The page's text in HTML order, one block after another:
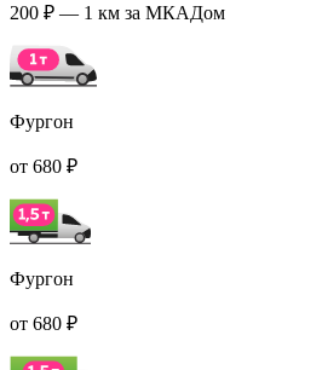
200 ₽ — 1 км за МКАДом
Фургон
от 680 ₽
Фургон
от 680 ₽